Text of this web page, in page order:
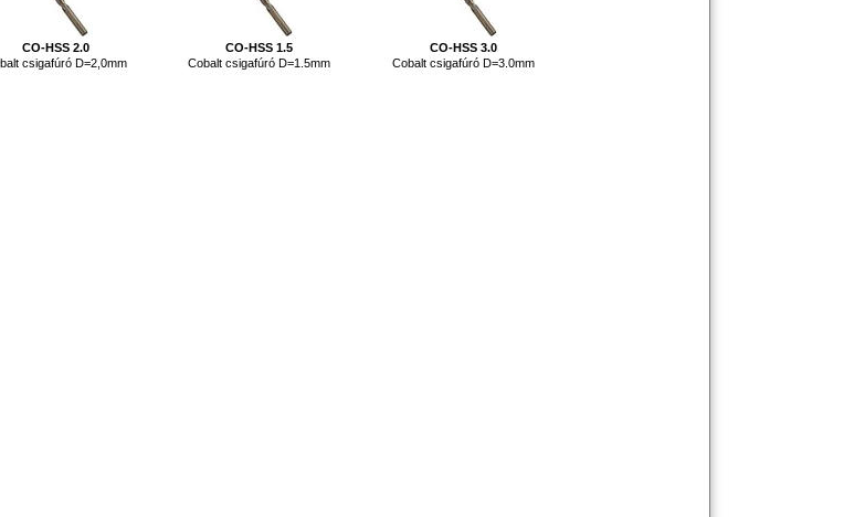
CO-HSS 2.0
csigafúró D=2,0mm
CO-HSS 1.5
Cobalt csigafúró D=1.5mm
CO-HSS 3.0
Cobalt csigafúró D=3.0mm